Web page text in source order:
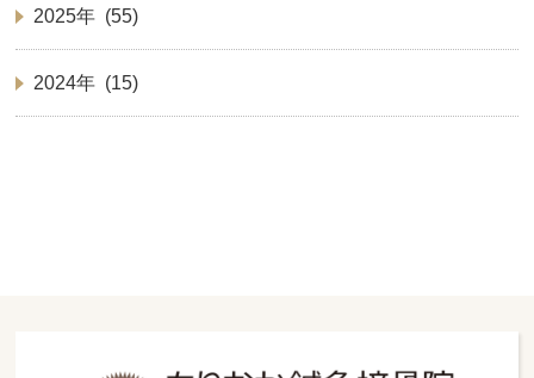
2025年 (55)
2024年 (15)